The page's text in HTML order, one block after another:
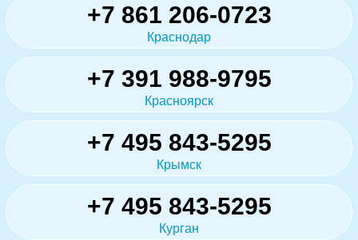
+7 861 206-0723
Краснодар
+7 391 988-9795
Красноярск
+7 495 843-5295
Крымск
+7 495 843-5295
Курган